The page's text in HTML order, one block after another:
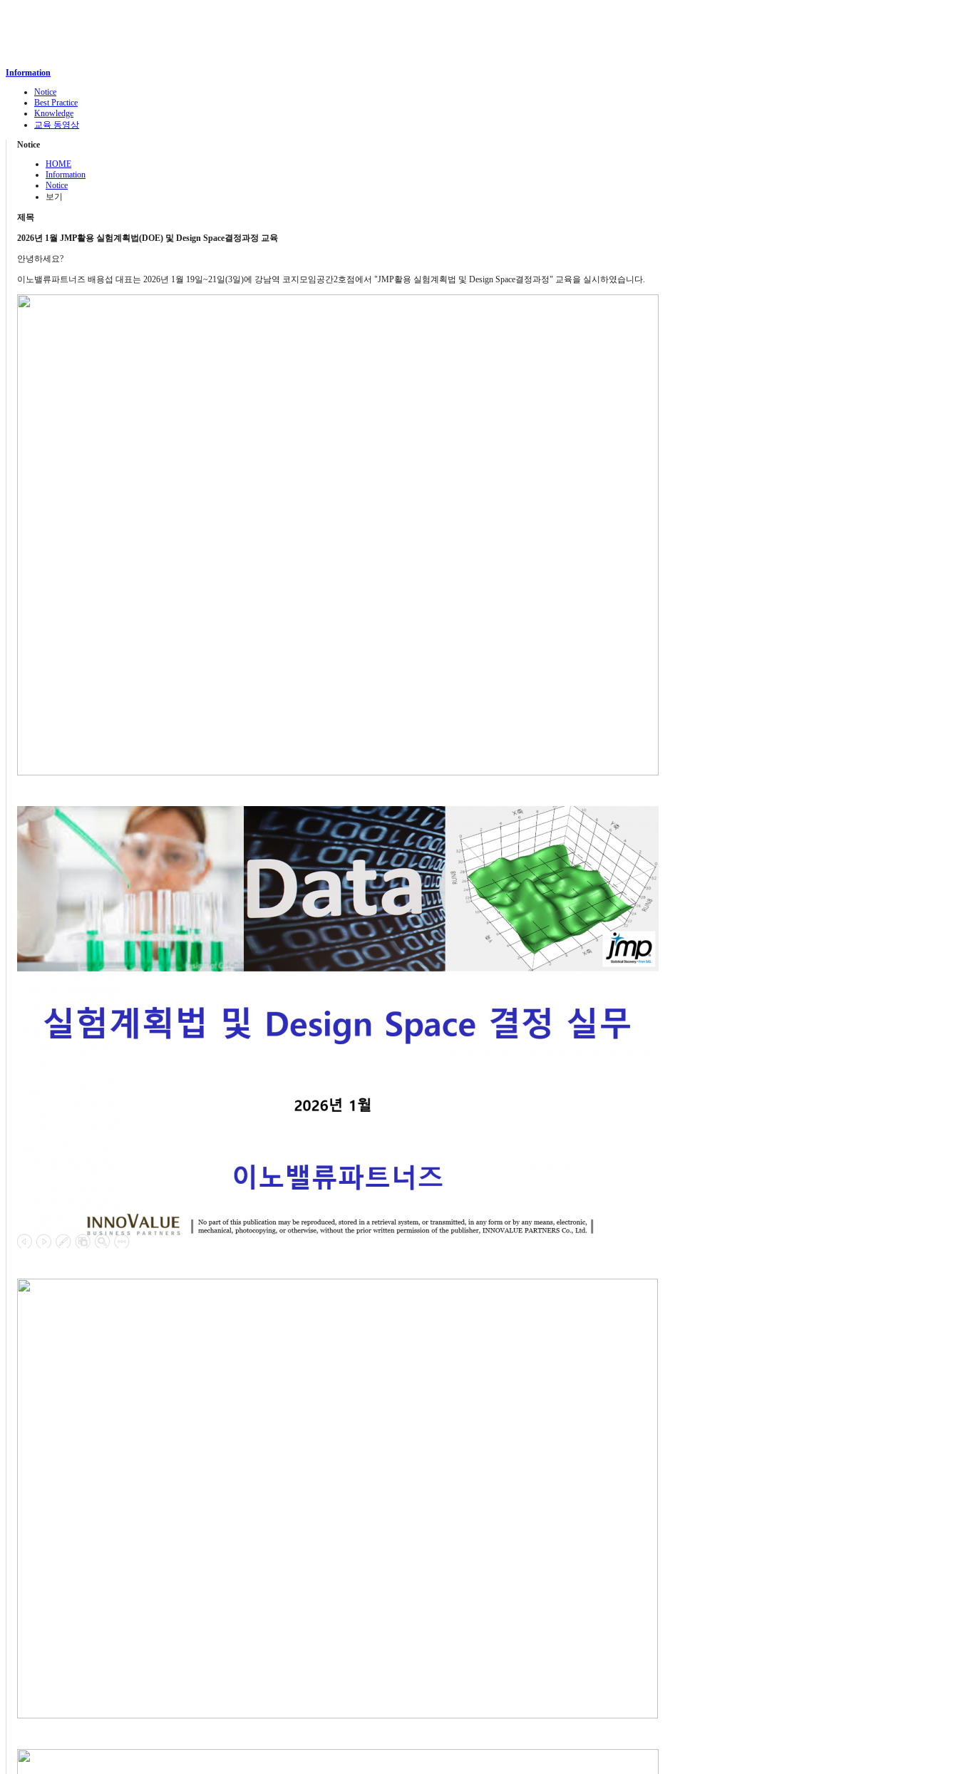
Information
Notice
Best Practice
Knowledge
교육 동영상
Notice
HOME
Information
Notice
보기
제목
2026년 1월 JMP활용 실험계획법(DOE) 및 Design Space결정과정 교육
안녕하세요?
이노밸류파트너즈 배용섭 대표는 2026년 1월 19일~21일(3일)에 강남역 코지모임공간2호점에서 "JMP활용 실험계획법 및 Design Space결정과정" 교육을 실시하였습니다.